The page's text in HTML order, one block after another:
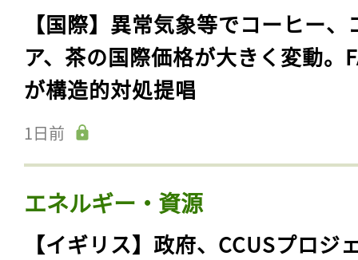
【国際】異常気象等でコーヒー、
ア、茶の国際価格が大きく変動。
が構造的対処提唱
1日前
エネルギー・資源
【イギリス】政府、CCUSプロジ